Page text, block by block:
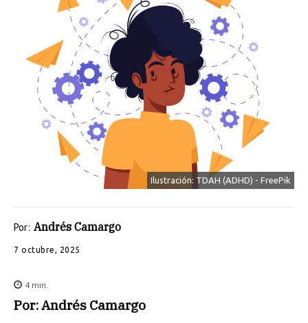
Ilustración: TDAH (ADHD) - FreePik
Por: Andrés Camargo
7 octubre, 2025
4 min.
Por: Andrés Camargo